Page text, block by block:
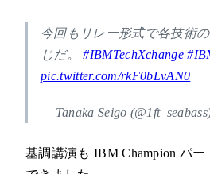
今回もリレー形式で各技術
じだ。#IBMTechXchange
pic.twitter.com/rkF0bLvAN0
— Tanaka Seigo
基調講演も IBM Champion パ